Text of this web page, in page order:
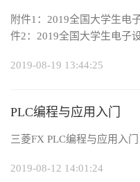
附件1：2019全国大学生电
件2：2019全国大学生电子
2019-08-19 13:44:25
PLC编程与应用入门
三菱FX PLC编程与应用入
2019-08-12 14:01:24